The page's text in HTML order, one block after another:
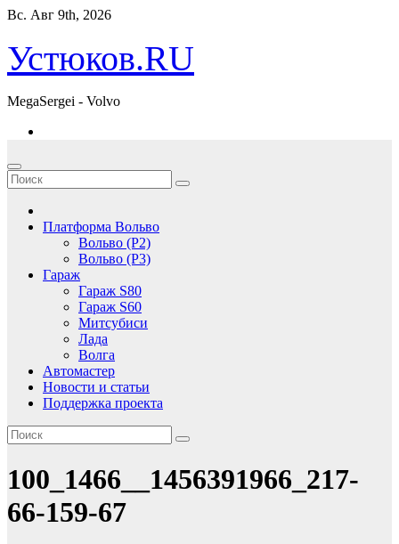
Перейти
содержимому
Вс. Авг 9th, 2026
Устюков.RU
MegaSergei - Volvo
Платформа Вольво
Вольво (P2)
Вольво (P3)
Гараж
Гараж S80
Гараж S60
Митсубиси
Лада
Волга
Автомастер
Новости и статьи
Поддержка проекта
100_1466__1456391966_217-
66-159-67